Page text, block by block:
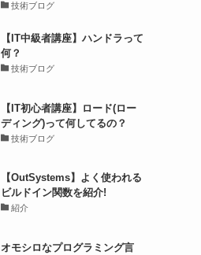
技術ブログ
【IT中級者講座】ハンドラって
何？
技術ブログ
【IT初心者講座】ロード(ロー
ディング)って何してるの？
技術ブログ
【OutSystems】よく使われる
ビルドイン関数を紹介!
紹介
オモシロなプログラミング言